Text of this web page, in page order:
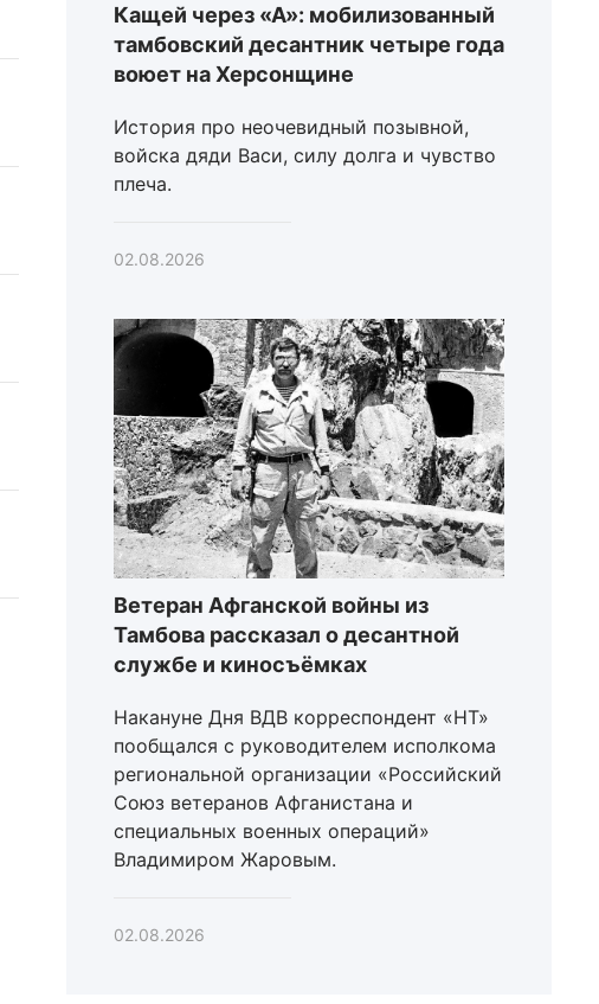
Кащей через «А»: мобилизованный
тамбовский десантник четыре года
воюет на Херсонщине
История про неочевидный позывной,
войска дяди Васи, силу долга и чувство
плеча.
02.08.2026
Ветеран Афганской войны из
Тамбова рассказал о десантной
службе и киносъёмках
Накануне Дня ВДВ корреспондент «НТ»
пообщался с руководителем исполкома
региональной организации «Российский
Союз ветеранов Афганистана и
специальных военных операций»
Владимиром Жаровым.
02.08.2026